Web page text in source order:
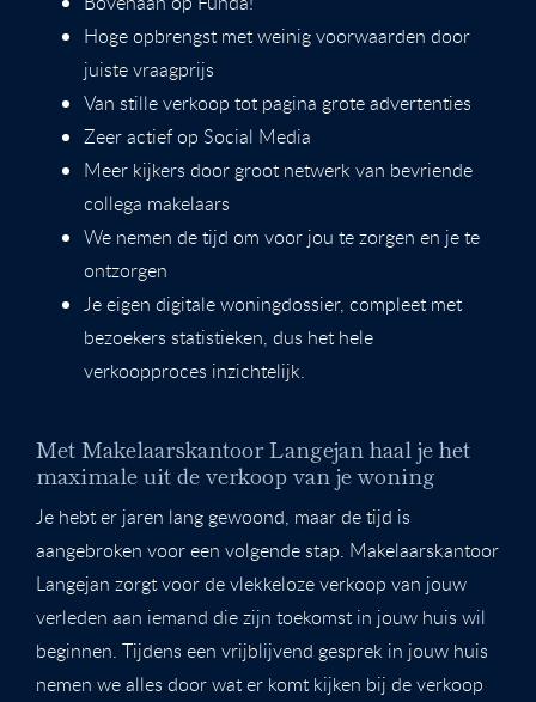
Hoge opbrengst met weinig voorwaarden door
juiste vraagprijs
Van stille verkoop tot pagina grote advertenties
Zeer actief op Social Media
Meer kijkers door groot netwerk van bevriende
collega makelaars
We nemen de tijd om voor jou te zorgen en je te
ontzorgen
Je eigen digitale woningdossier, compleet met
bezoekers statistieken, dus het hele
verkoopproces inzichtelijk.
Met Makelaarskantoor Langejan haal je het
maximale uit de verkoop van je woning
Je hebt er jaren lang gewoond, maar de tijd is
aangebroken voor een volgende stap. Makelaarskantoor
Langejan zorgt voor de vlekkeloze verkoop van jouw
verleden aan iemand die zijn toekomst in jouw huis wil
beginnen. Tijdens een vrijblijvend gesprek in jouw huis
nemen we alles door wat er komt kijken bij de verkoop